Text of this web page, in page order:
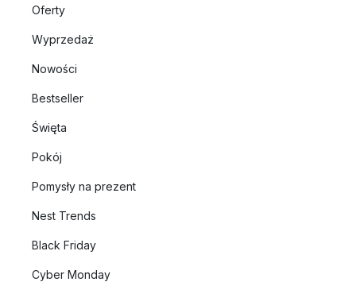
Oferty
Wyprzedaż
Nowości
Bestseller
Święta
Pokój
Pomysły na prezent
Nest Trends
Black Friday
Cyber Monday